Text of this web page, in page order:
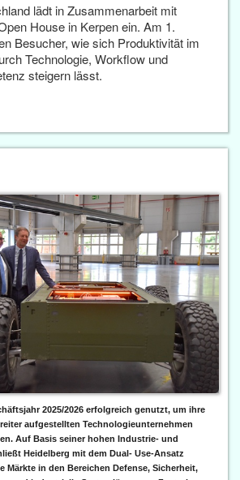
lädt in Zusammenarbeit mit
House in Kerpen ein. Am 1.
Besucher, wie sich Produktivität im
Technologie, Workflow und
steigern lässt.
2025/2026 erfolgreich genutzt, um ihre
aufgestellten Technologieunternehmen
Auf Basis seiner hohen Industrie- und
Heidelberg mit dem Dual- Use-Ansatz
Märkte in den Bereichen Defense, Sicherheit,